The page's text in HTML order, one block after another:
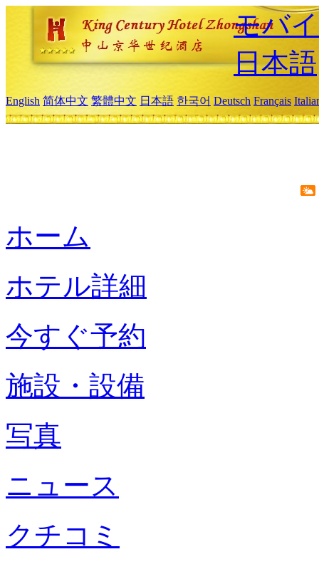
モバ
日本語
English 简体中文 繁體中文 日本語 한국어 Deutsch Français
ホーム
ホテル詳細
今すぐ予約
施設・設備
写真
ニュース
クチコミ